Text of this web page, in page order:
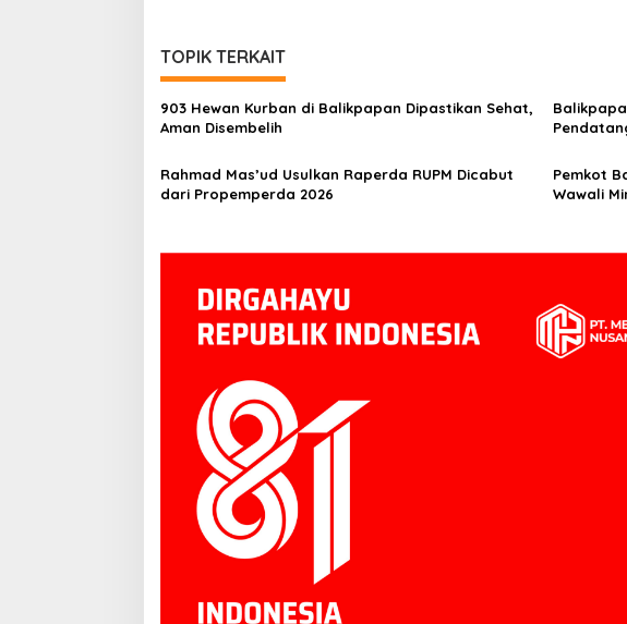
TOPIK TERKAIT
903 Hewan Kurban di Balikpapan Dipastikan Sehat,
Aman Disembelih
Rahmad Mas’ud Usulkan Raperda RUPM Dicabut
dari Propemperda 2026
Pemkot
Wawali